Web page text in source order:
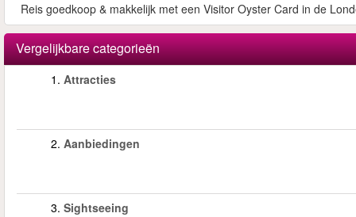
Reis goedkoop & makkelijk met een Visitor Oyster Card in de
Vergelijkbare categorieën
1. Attracties
2. Aanbiedingen
3. Sightseeing